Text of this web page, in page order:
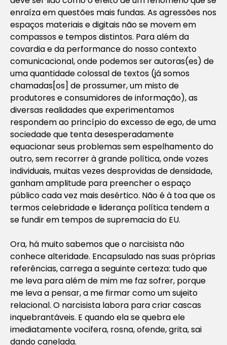
enraíza em questões mais fundas. As agressões nos
espaços materiais e digitais não se movem em
compassos e tempos distintos. Para além da
covardia e da performance do nosso contexto
comunicacional, onde podemos ser autoras(es) de
uma quantidade colossal de textos (já somos
chamadas[os] de prossumer, um misto de
produtores e consumidores de informação), as
diversas realidades que experimentamos
respondem ao princípio do excesso de ego, de uma
sociedade que tenta desesperadamente
equacionar seus problemas sem espelhamento do
outro, sem recorrer à grande política, onde vozes
individuais, muitas vezes desprovidas de densidade,
ganham amplitude para preencher o espaço
público cada vez mais desértico. Não é à toa que os
termos celebridade e liderança política tendem a
se fundir em tempos de supremacia do EU.
Ora, há muito sabemos que o narcisista não
conhece alteridade. Encapsulado nas suas próprias
referências, carrega a seguinte certeza: tudo que
me leva para além de mim me faz sofrer, porque
me leva a pensar, a me firmar como um sujeito
relacional. O narcisista labora para criar cascas
inquebrantáveis. E quando ela se quebra ele
imediatamente vocifera, rosna, ofende, grita, sai
dando canelada.